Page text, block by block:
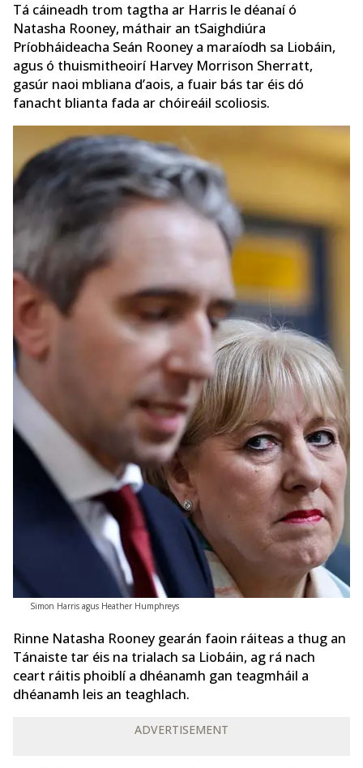
Tá cáineadh trom tagtha ar Harris le déanaí ó
Natasha Rooney, máthair an tSaighdiúra
Príobháideacha Seán Rooney a maraíodh sa Liobáin,
agus ó thuismitheoirí Harvey Morrison Sherratt,
gasúr naoi mbliana d’aois, a fuair bás tar éis dó
fanacht blianta fada ar chóireáil scoliosis.
Simon Harris agus Heather Humphreys
Rinne Natasha Rooney gearán faoin ráiteas a thug an
Tánaiste tar éis na trialach sa Liobáin, ag rá nach
ceart ráitis phoiblí a dhéanamh gan teagmháil a
dhéanamh leis an teaghlach.
ADVERTISEMENT